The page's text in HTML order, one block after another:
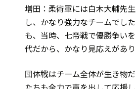
増田：柔術軍には白木大輔先
し、かなり強力なチームでし
も、当時、七帝戦で優勝争い
代だから、かなり見応えがあり
団体戦はチ—ム全体が生き物